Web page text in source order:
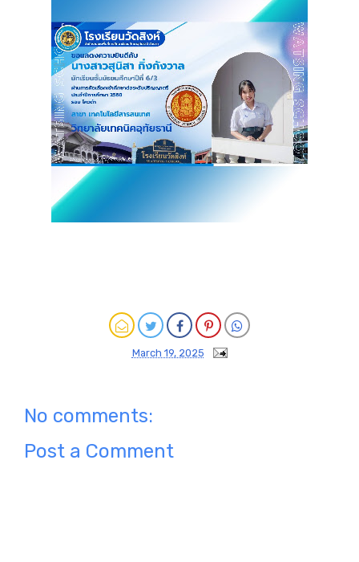
March 19, 2025
No comments:
Post a Comment